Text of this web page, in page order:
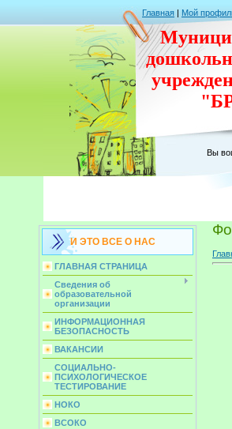
Главная | Мой
Вы
И ЭТО ВСЕ О НАС
ГЛАВНАЯ СТРАНИЦА
Сведения об
образовательной
организации
ИНФОРМАЦИОННАЯ
БЕЗОПАСНОСТЬ
ВАКАНСИИ
СОЦИАЛЬНО-
ПСИХОЛОГИЧЕСКОЕ
ТЕСТИРОВАНИЕ
НОКО
ВСОКО